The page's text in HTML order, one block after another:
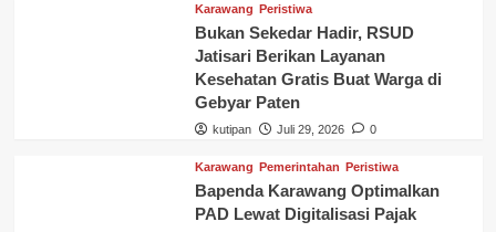
Lewat Digitalisasi Pajak
Karawang Peristiwa
Bukan Sekedar Hadir, RSUD
Jatisari Berikan Layanan
Kesehatan Gratis Buat Warga di
Gebyar Paten
kutipan Juli 29, 2026 0
Karawang Pemerintahan Peristiwa
Bapenda Karawang Optimalkan
PAD Lewat Digitalisasi Pajak